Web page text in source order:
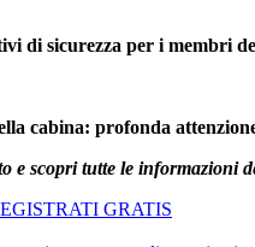
di sicurezza per i membri
cabina: profonda
e scopri tutte le informazioni
GRATIS